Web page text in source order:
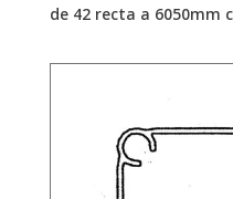
de 42 recta a 6050mm